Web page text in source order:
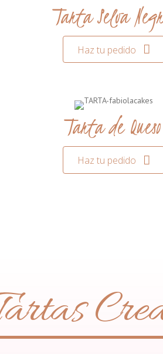
Tarta Selva
Haz tu pedido
Tarta de Queso
Haz tu pedido